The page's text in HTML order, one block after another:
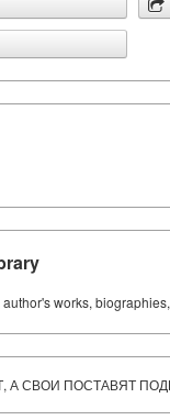
works,
А СВОИ ПОСТАВЯТ